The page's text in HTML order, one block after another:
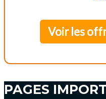
Voir les
PAGES